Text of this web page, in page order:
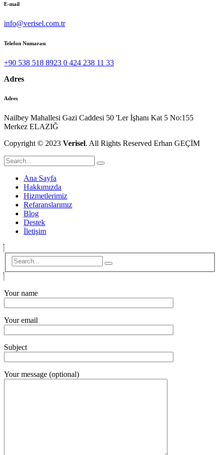
E-mail
info@verisel.com.tr
Telefon Numarası
+90 538 518 8923 0 424 238 11 33
Adres
Adres
Nailbey Mahallesi Gazi Caddesi 50 'Ler İşhanı Kat 5 No:155
Merkez ELAZIĞ
Copyright © 2023 Verisel. All Rights Reserved Erhan GEÇİM
Ana Sayfa
Hakkımızda
Hizmetlerimiz
Refaranslarımız
Blog
Destek
İletişim
Your name
Your email
Subject
Your message (optional)